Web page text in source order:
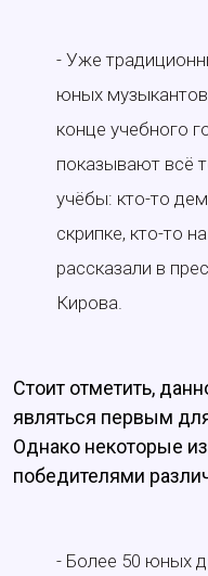
- Уже
юных
конце учебного
показывают всё
учёбы: кто-то
скрипке, кто-то
рассказали в
Кирова.
Стоит отметить,
являться первым
Однако некоторые
победителями
- Более 50 юных